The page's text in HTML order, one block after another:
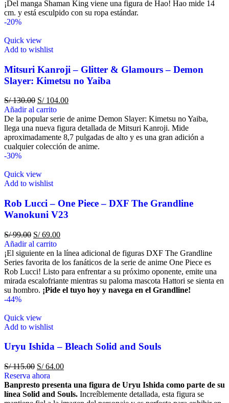
¡Del manga Shaman King viene una figura de Hao! Hao mide 14
cm. y está esculpido con su ropa estándar.
-20%
Quick view
Add to wishlist
Mitsuri Kanroji – Glitter & Glamours – Demon
Slayer: Kimetsu no Yaiba
S/130.00 S/104.00
Añadir al carrito
De la popular serie de anime Demon Slayer: Kimetsu no Yaiba,
llega una nueva figura detallada de Mitsuri Kanroji. Mide
aproximadamente 8,7 pulgadas de alto y es una gran adición a
cualquier colección de anime.
-30%
Quick view
Add to wishlist
Rob Lucci – One Piece – DXF The Grandline
Wanokuni V23
S/99.00 S/69.00
Añadir al carrito
¡El siguiente en la línea adicional de figuras DXF The Grandline
Series favorita de los fanáticos de la serie de anime One Piece es
Rob Lucci! Listo para enfrentar a su próximo oponente, emite una
mirada escalofriante mientras su paloma mascota Hattori se sienta en
su hombro. ¡Pide el tuyo hoy y navega en el Grandline!
-44%
Quick view
Add to wishlist
Uryu Ishida – Bleach Solid and Souls
S/115.00 S/64.00
Reserva ahora
Banpresto presenta una figura de Uryu Ishida como parte de su
línea Solid and Souls. Increíblemente detallada, esta figura se